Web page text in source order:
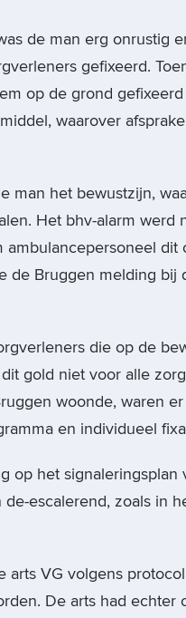
de man erg onrustig
gefixeerd.
op de grond
waarover
man het bewustzijn,
Het bhv-alarm werd
dit
de Bruggen melding bij
die op de
gold niet voor alle
woonde, waren
en individueel
op het
escalerend, zoals in
arts VG volgens
De arts had echter